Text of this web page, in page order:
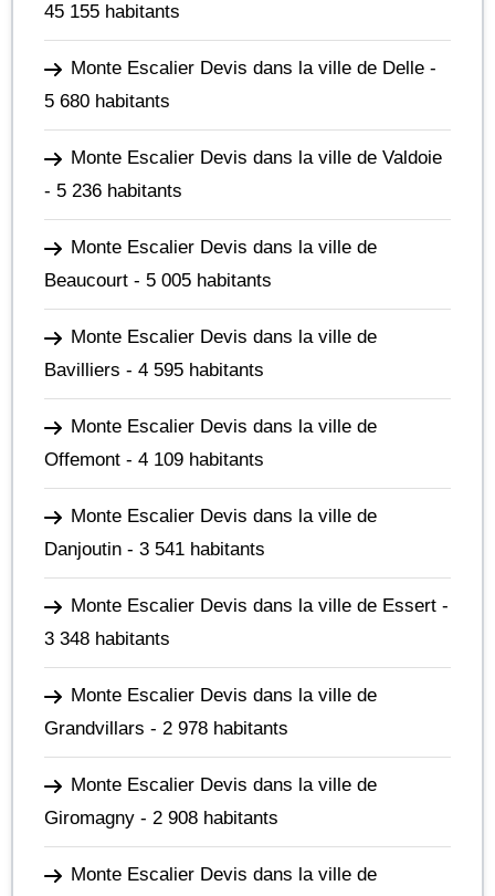
45 155 habitants
Monte Escalier Devis dans la ville de Delle -
5 680 habitants
Monte Escalier Devis dans la ville de Valdoie
- 5 236 habitants
Monte Escalier Devis dans la ville de
Beaucourt - 5 005 habitants
Monte Escalier Devis dans la ville de
Bavilliers - 4 595 habitants
Monte Escalier Devis dans la ville de
Offemont - 4 109 habitants
Monte Escalier Devis dans la ville de
Danjoutin - 3 541 habitants
Monte Escalier Devis dans la ville de Essert -
3 348 habitants
Monte Escalier Devis dans la ville de
Grandvillars - 2 978 habitants
Monte Escalier Devis dans la ville de
Giromagny - 2 908 habitants
Monte Escalier Devis dans la ville de